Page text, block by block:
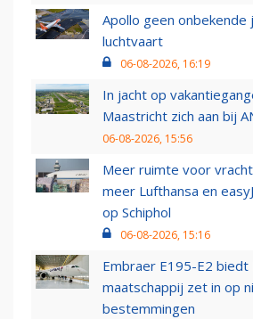
Apollo geen onbekende
luchtvaart
06-08-2026, 16:19
In jacht op
Maastricht zich aan bij
06-08-2026, 15:56
Meer ruimte voor
meer Lufthansa en
op Schiphol
06-08-2026, 15:16
Embraer E195-E2 biedt
maatschappij zet in op
bestemmingen